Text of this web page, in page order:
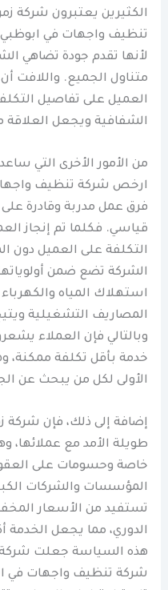
الكثيرين يعتبرون شركة
تنظيف واجهات في
لأنها تقدم جودة تضاهي
متناول الجميع. واللافت
العميل على تفاصيل
الشفافية ويجعل العلاقة
من الأمور الأخرى التي
ارخص شركة تنظيف
فرق عمل مدربة وقادرة
قياسي. فكلما تم إنجاز
التكلفة على العميل دون
الشركة تضع ضمن
استهلاك المياه
المصاريف التشغيلية
وبالتالي فإن العملاء
خدمة بأقل تكلفة ممكنة،
الأولى لكل من يبحث عن
إضافة إلى ذلك، فإن شركة
طويلة الأمد مع عملائها،
خاصة وحسومات على
المؤسسات والشركات
تستفيد من الأسعار
الدوري، مما يجعل الخدمة
هذه السياسة جعلت شركة
شركة تنظيف واجهات في